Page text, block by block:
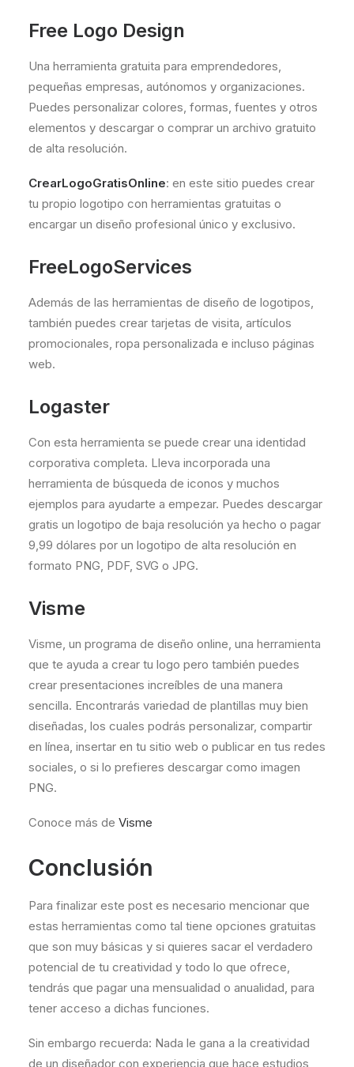
Free Logo Design
Una herramienta gratuita para emprendedores,
pequeñas empresas, autónomos y organizaciones.
Puedes personalizar colores, formas, fuentes y otros
elementos y descargar o comprar un archivo gratuito
de alta resolución.
CrearLogoGratisOnline: en este sitio puedes crear
tu propio logotipo con herramientas gratuitas o
encargar un diseño profesional único y exclusivo.
FreeLogoServices
Además de las herramientas de diseño de logotipos,
también puedes crear tarjetas de visita, artículos
promocionales, ropa personalizada e incluso páginas
web.
Logaster
Con esta herramienta se puede crear una identidad
corporativa completa. Lleva incorporada una
herramienta de búsqueda de iconos y muchos
ejemplos para ayudarte a empezar. Puedes descargar
gratis un logotipo de baja resolución ya hecho o pagar
9,99 dólares por un logotipo de alta resolución en
formato PNG, PDF, SVG o JPG.
Visme
Visme, un programa de diseño online, una herramienta
que te ayuda a crear tu logo pero también puedes
crear presentaciones increíbles de una manera
sencilla. Encontrarás variedad de plantillas muy bien
diseñadas, los cuales podrás personalizar, compartir
en línea, insertar en tu sitio web o publicar en tus redes
sociales, o si lo prefieres descargar como imagen
PNG.
Conoce más de Visme
Conclusión
Para finalizar este post es necesario mencionar que
estas herramientas como tal tiene opciones gratuitas
que son muy básicas y si quieres sacar el verdadero
potencial de tu creatividad y todo lo que ofrece,
tendrás que pagar una mensualidad o anualidad, para
tener acceso a dichas funciones.
Sin embargo recuerda: Nada le gana a la creatividad
de un diseñador con experiencia que hace estudios